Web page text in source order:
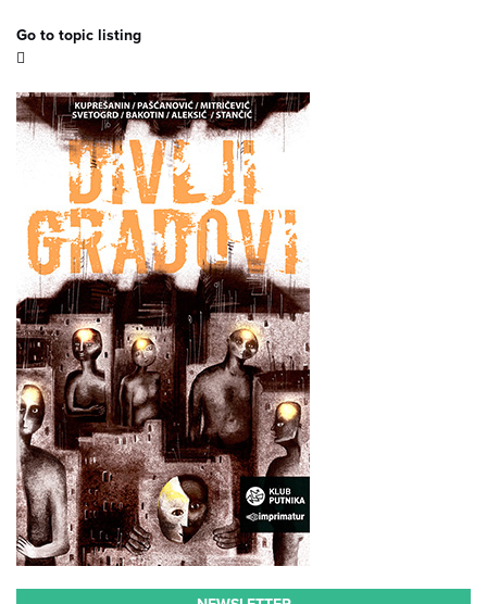
Go to topic listing